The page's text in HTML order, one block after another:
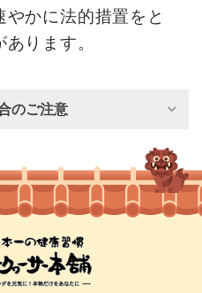
かに法的措置をと
ります。
のご注意